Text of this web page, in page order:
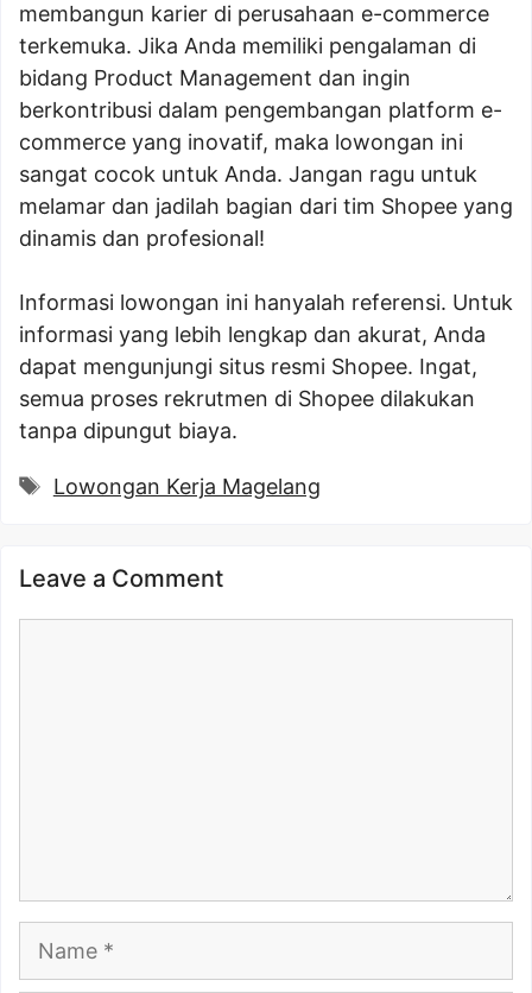
membangun karier di perusahaan e-commerce
terkemuka. Jika Anda memiliki pengalaman di
bidang Product Management dan ingin
berkontribusi dalam pengembangan platform e-
commerce yang inovatif, maka lowongan ini
sangat cocok untuk Anda. Jangan ragu untuk
melamar dan jadilah bagian dari tim Shopee yang
dinamis dan profesional!
Informasi lowongan ini hanyalah referensi. Untuk
informasi yang lebih lengkap dan akurat, Anda
dapat mengunjungi situs resmi Shopee. Ingat,
semua proses rekrutmen di Shopee dilakukan
tanpa dipungut biaya.
Tags
Lowongan Kerja Magelang
Leave a Comment